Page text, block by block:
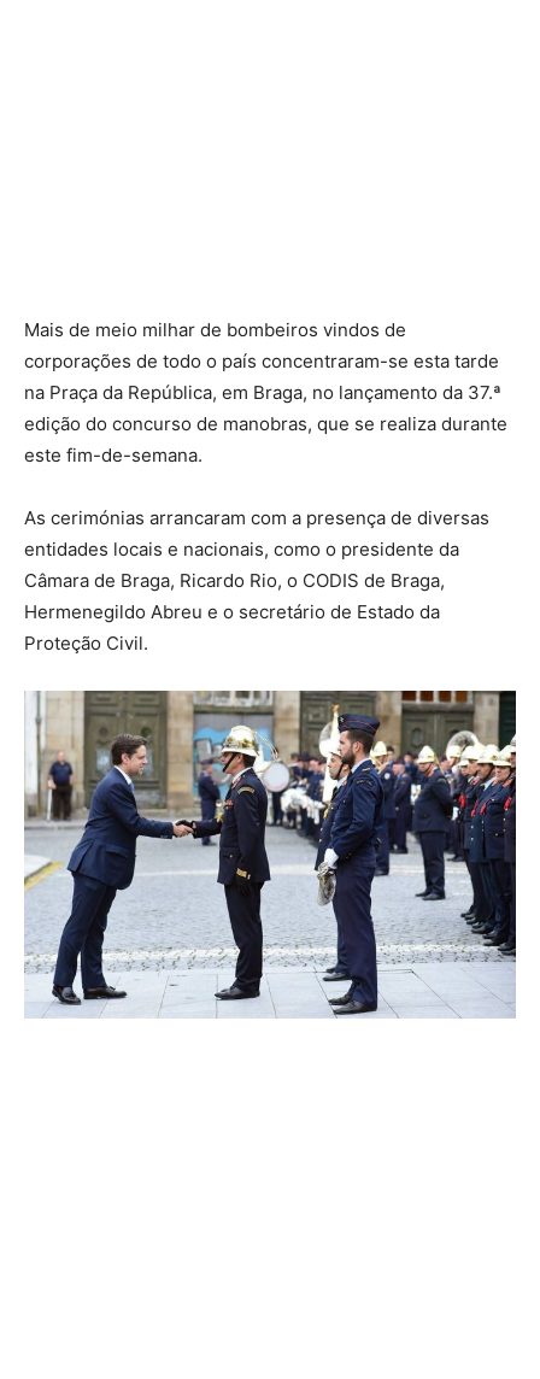
Mais de meio milhar de bombeiros vindos de
corporações de todo o país concentraram-se esta tarde
na Praça da República, em Braga, no lançamento da 37.ª
edição do concurso de manobras, que se realiza durante
este fim-de-semana.
As cerimónias arrancaram com a presença de diversas
entidades locais e nacionais, como o presidente da
Câmara de Braga, Ricardo Rio, o CODIS de Braga,
Hermenegildo Abreu e o secretário de Estado da
Proteção Civil.